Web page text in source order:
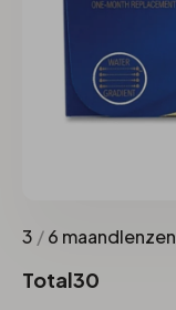
3 /6 maandlenzen
Total30